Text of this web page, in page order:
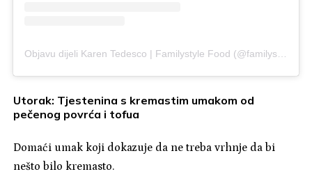
Objavu dijeli Karen Tedesco | Familystyle Food (@familystylefood)
Utorak: Tjestenina s kremastim umakom od
pečenog povrća i tofua
Domaći umak koji dokazuje da ne treba vrhnje da bi
nešto bilo kremasto.